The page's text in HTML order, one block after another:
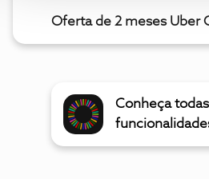
Oferta de 2 meses Uber
Conheça